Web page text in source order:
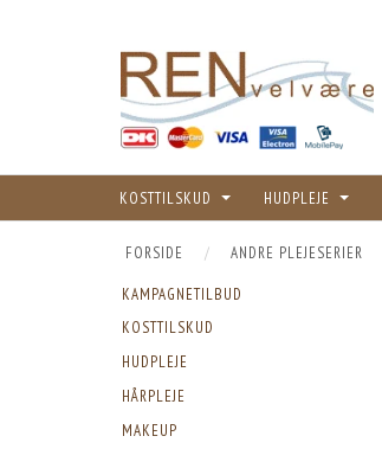
KOSTTILSKUD HUDPLEJE
FORSIDE ANDRE PLEJESERIER
KAMPAGNETILBUD
KOSTTILSKUD
HUDPLEJE
HÅRPLEJE
MAKEUP